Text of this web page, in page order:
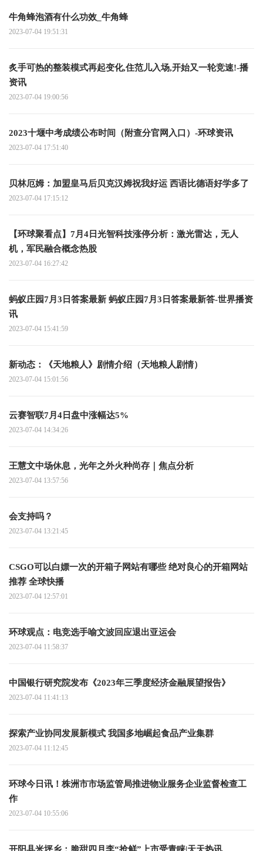
牛角蜂泡酒有什么功效_牛角蜂
2023-07-04 19:51:31
炙手可热的整装模式再起变化,住范儿入场,开始又一轮竞速!-播
资讯
2023-07-04 19:00:56
2023十堰中考成绩公布时间（附查分官网入口）-环球资讯
2023-07-04 17:51:40
贝林厄姆：加盟皇马后贝克汉姆祝我好运 西语比德语好学多了
2023-07-04 17:15:12
【环球聚看点】7月4日光智科技涨停分析：激光雷达，无人
机，军民融合概念热股
2023-07-04 16:27:42
蚂蚁庄园7月3日答案最新 蚂蚁庄园7月3日答案最新答-世界播资
讯
2023-07-04 15:41:59
新动态：《天地粮人》剧情介绍（天地粮人剧情）
2023-07-04 15:01:56
云赛智联7月4日盘中涨幅达5%
2023-07-04 14:34:26
王慧文中场休息，光年之外火种尚存｜焦点分析
2023-07-04 13:57:56
会支持吗？
2023-07-04 13:21:45
CSGO可以白嫖一次的开箱子网站有哪些 绝对良心的开箱网站
推荐 全球快播
2023-07-04 12:57:01
环球观点：电竞选手喻文波回应退出亚运会
2023-07-04 11:58:37
中国银行研究院发布《2023年三季度经济金融展望报告》
2023-07-04 11:41:13
探索产业协同发展新模式 我国多地崛起食品产业集群
2023-07-04 11:12:45
环球今日讯！株洲市市场监管局推进物业服务企业监督检查工
作
2023-07-04 10:55:06